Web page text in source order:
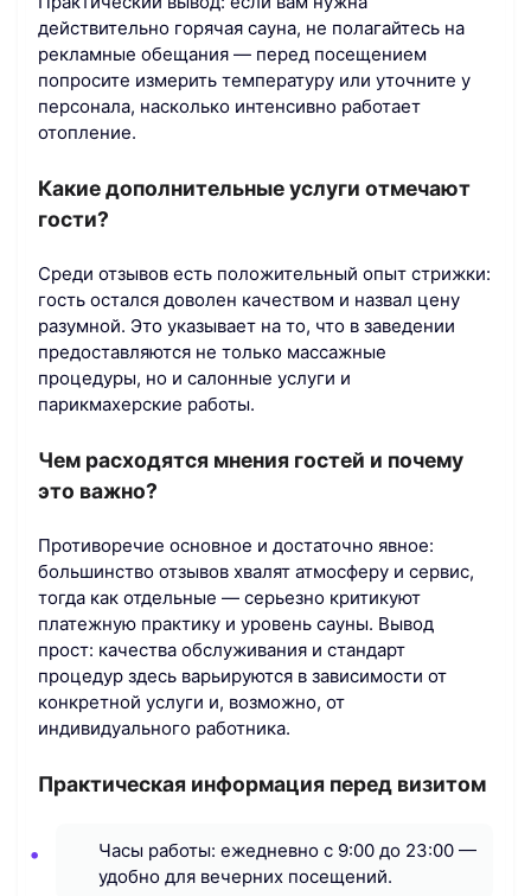
действительно горячая сауна, не полагайтесь на
рекламные обещания — перед посещением
попросите измерить температуру или уточните у
персонала, насколько интенсивно работает
отопление.
Какие дополнительные услуги отмечают
гости?
Среди отзывов есть положительный опыт стрижки:
гость остался доволен качеством и назвал цену
разумной. Это указывает на то, что в заведении
предоставляются не только массажные
процедуры, но и салонные услуги и
парикмахерские работы.
Чем расходятся мнения гостей и почему
это важно?
Противоречие основное и достаточно явное:
большинство отзывов хвалят атмосферу и сервис,
тогда как отдельные — серьезно критикуют
платежную практику и уровень сауны. Вывод
прост: качества обслуживания и стандарт
процедур здесь варьируются в зависимости от
конкретной услуги и, возможно, от
индивидуального работника.
Практическая информация перед визитом
Часы работы: ежедневно с 9:00 до 23:00 —
удобно для вечерних посещений.